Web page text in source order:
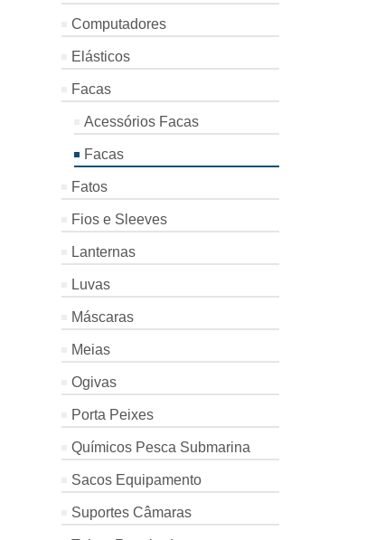
SNAP CLIP
INOX C/
DESTORCEDOR
BKGR
Computadores
Elásticos
Facas
Acessórios Facas
Facas
Fatos
Fios e Sleeves
Lanternas
Luvas
Máscaras
Meias
Ogivas
Porta Peixes
Químicos Pesca Submarina
Sacos Equipamento
Suportes Câmaras